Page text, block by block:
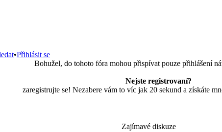
•Přihlásit se
Bohužel, do tohoto fóra mohou přispívat pouze přihlášení
Nejste registrovaní?
zaregistrujte se! Nezabere vám to víc jak 20 sekund a získáte
Zajímavé diskuze